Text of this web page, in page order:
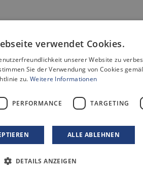
verwendet Cookies.
unserer Website zu
Sie der Verwendung von Cookies
zu. Weitere Informationen
PERFORMANCE TARGETING
ALLE ABLEHNEN
DETAILS ANZEIGEN